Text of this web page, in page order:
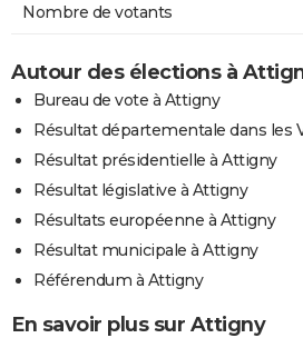
Nombre de votants
Autour des élections à
Bureau de vote à Attigny
Résultat départementale dans les
Résultat présidentielle à Attigny
Résultat législative à Attigny
Résultats européenne à Attigny
Résultat municipale à Attigny
Référendum à Attigny
En savoir plus sur Attigny